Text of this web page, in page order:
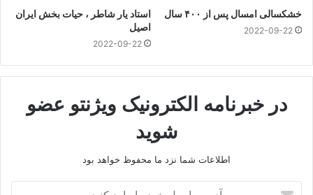
خشکسالی امسال پس از ۴۰۰ سال
2022-09-22
استاد یار شاطر ، حیات بخش ایران
اصیل
2022-09-22
در خبرنامه الکترونیک ویژنتو عضو
شوید
اطلاعات شما نزد ما محفوظ خواهد بود